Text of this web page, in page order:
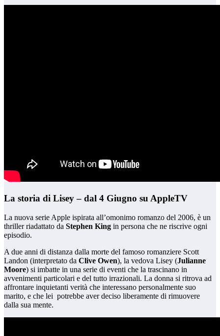
La storia di Lisey – dal 4 Giugno su AppleTV
La nuova serie Apple ispirata all’omonimo romanzo del 2006, è un
thriller riadattato da Stephen King in persona che ne riscrive ogni
episodio.
A due anni di distanza dalla morte del famoso romanziere Scott
Landon (interpretato da Clive Owen), la vedova Lisey (Julianne
Moore) si imbatte in una serie di eventi che la trascinano in
avvenimenti particolari e del tutto irrazionali. La donna si ritrova ad
affrontare inquietanti verità che interessano personalmente suo
marito, e che lei potrebbe aver deciso liberamente di rimuovere
dalla sua mente.